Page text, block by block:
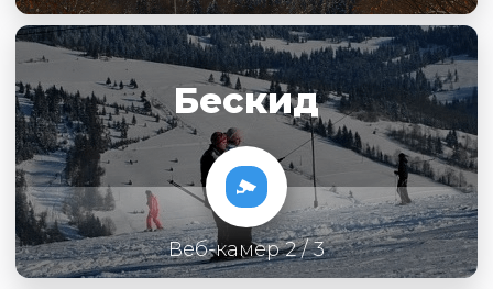
Бескид
Веб-камер 2 / 3